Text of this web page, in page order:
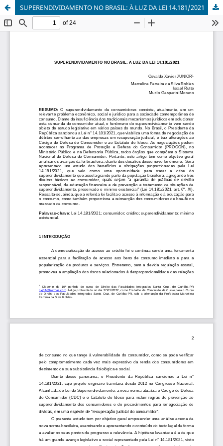
SUPERENDIVIDAMENTO NO BRASIL: À LUZ DA LEI 14.181/2021